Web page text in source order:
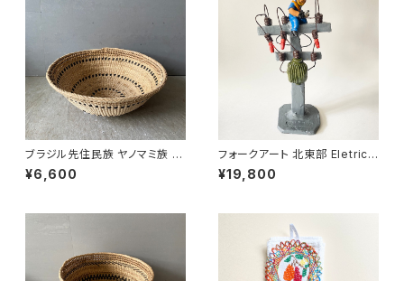
ブラジル先住民族 ヤノマミ族 カ
ゴ '25（５）
¥6,600
フォークアート 北東部 Eletrici
sta 電気工事士 LUIS ANTO
NIO
¥19,800